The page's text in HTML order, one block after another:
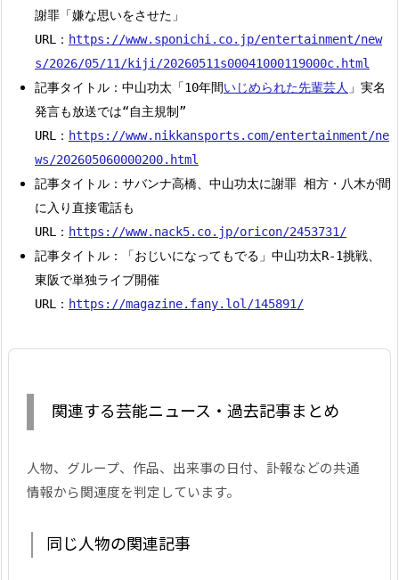
謝罪「嫌な思いをさせた」
URL： https://www.sponichi.co.jp/entertainment/new
s/2026/05/11/kiji/20260511s00041000119000c.html
記事タイトル：中山功太「10年間いじめられた先輩芸人 」実名
発言も放送では“自主規制”
URL： https://www.nikkansports.com/entertainment/ne
ws/202605060000200.html
記事タイトル：サバンナ高橋、中山功太に謝罪 相方・八木が間
に入り直接電話も
URL： https://www.nack5.co.jp/oricon/2453731/
記事タイトル：「おじいになってもでる」中山功太R-1挑戦、
東阪で単独ライブ開催
URL： https://magazine.fany.lol/145891/
関連する芸能ニュース・過去記事まとめ
人物、グループ、作品、出来事の日付、訃報などの共通
情報から関連度を判定しています。
同じ人物の関連記事